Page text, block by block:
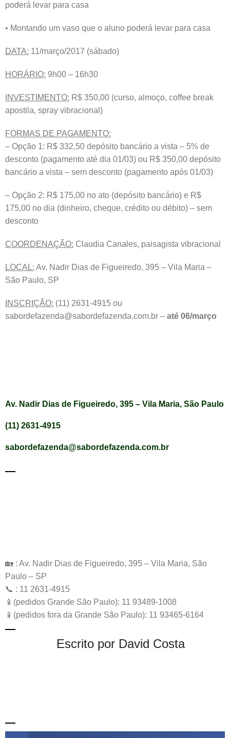
poderá levar para casa
• Montando um vaso que o aluno poderá levar para casa
DATA: 11/março/2017 (sábado)
HORÁRIO: 9h00 – 16h30
INVESTIMENTO: R$ 350,00 (curso, almoço, coffee break
apostila, spray vibracional)
FORMAS DE PAGAMENTO:
– Opção 1: R$ 332,50 depósito bancário a vista – 5% de
desconto (pagamento até dia 01/03) ou R$ 350,00 depósito
bancário a vista – sem desconto (pagamento após 01/03)
– Opção 2: R$ 175,00 no ato (depósito bancário) e R$
175,00 no dia (dinheiro, cheque, crédito ou débito) – sem
desconto
COORDENAÇÃO: Claudia Canales, paisagista vibracional
LOCAL: Av. Nadir Dias de Figueiredo, 395 – Vila Maria –
São Paulo, SP
INSCRIÇÃO: (11) 2631-4915 ou
sabordefazenda@sabordefazenda.com.br – até 06/março
Av. Nadir Dias de Figueiredo, 395 – Vila Maria, São Paulo
(11) 2631-4915
sabordefazenda@sabordefazenda.com.br
🏡 : Av. Nadir Dias de Figueiredo, 395 – Vila Maria, São
Paulo – SP
📞 : 11 2631-4915
📱(pedidos Grande São Paulo): 11 93489-1008
📱(pedidos fora da Grande São Paulo): 11 93465-6164
Escrito por David Costa